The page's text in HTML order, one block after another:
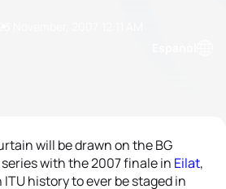
will be drawn on the BG
with the 2007 finale in Eilat,
history to ever be staged in